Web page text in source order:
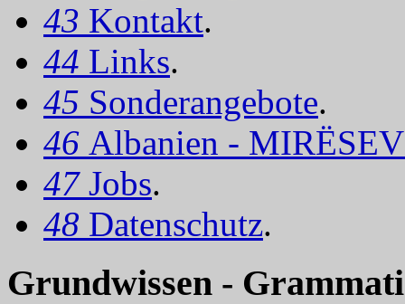
43 Kontakt.
44 Links.
45 Sonderangebote.
46 Albanien -
47 Jobs.
48 Datenschutz.
Grundwissen -